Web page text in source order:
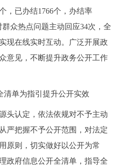
，已办结1766个，办结率
群众热点问题主动回应34次，全
现在线实时互动。广泛开展政
意见，不断提升政务公开工作
单为指引提升公开实效
认定，依法依规对不予主动
严把握不予公开范围，对法定
原则，切实做好以公开为常
政府信息公开全清单，指导全